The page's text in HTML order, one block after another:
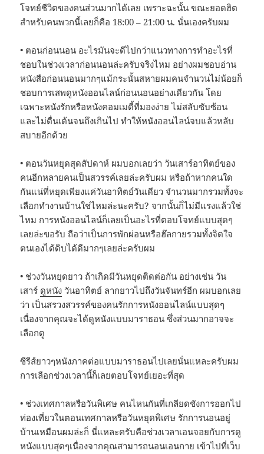
โจทย์ชีวิตของคนส่วนมากได้เลย เพราะฉะนั้น ขณะยอดฮิต
สำหรับคนพวกนี้เลยก็คือ 18:00 – 21:00 น. นั่นเองครับผม
• ตอนก่อนนอน อะไรมันจะดีไปกว่าแนวทางการทำอะไรที่
ชอบในช่วงเวลาก่อนนอนล่ะครับจริงไหม อย่างผมชอบอ่าน
หนังสือก่อนนอนมากๆแม้กระนั้นสหายผมคนจำนวนไม่น้อยก็
ชอบการเสพดูหนังออนไลน์ก่อนนอนอย่างเดียวกัน โดย
เฉพาะหนังรักหรือหนังคอมเมดี้ที่มองง่าย ไม่สลับซับซ้อน
และไม่ตื่นเต้นจนถึงเกินไป ทำให้หนังออนไลน์จบแล้วหลับ
สบายอีกด้วย
• ตอนวันหยุดสุดสัปดาห์ ผมบอกเลยว่า วันเสาร์อาทิตย์ของ
คนอีกหลายคนเป็นสวรรค์เลยล่ะครับผม หรือถ้าหากคนใด
กันแน่ที่หยุดเพียงแค่วันอาทิตย์วันเดียว จำนวนมากรวมทั้งจะ
เลือกทำงานบ้านใช่ไหมล่ะนะครับ? จากนั้นก็ไม่มีแรงแล้วใช่
ไหม การหนังออนไลน์ก็เลยเป็นอะไรที่ตอบโจทย์แบบสุดๆ
เลยล่ะขอรับ ถือว่าเป็นการพักผ่อนหรือฮ๊ลกายรวมทั้งจิตใจ
ตนเองได้ดิบได้ดีมากๆเลยล่ะครับผม
• ช่วงวันหยุดยาว ถ้าเกิดมีวันหยุดติดต่อกัน อย่างเช่น วัน
เสาร์ ดูหนัง วันอาทิตย์ ลากยาวไปถึงวันจันทร์อีก ผมบอกเลย
ว่า เป็นสรวงสวรรค์ของคนรักการหนังออนไลน์แบบสุดๆ
เนื่องจากคุณจะได้ดูหนังแบบมาราธอน ซึ่งส่วนมากอาจจะ
เลือกดู
ซีรีส์ยาวๆหนังภาคต่อแบบมาราธอนไปเลยนั่นแหละครับผม
การเลือกช่วงเวลานี้ก็เลยตอบโจทย์เยอะที่สุด
• ช่วงเทศกาลหรือวันพิเศษ คนไหนกันที่เกลียดชังการออกไป
ท่องเที่ยวในตอนเทศกาลหรือวันหยุดพิเศษ รักการนอนอยู่
บ้านเหมือนผมล่ะก็ นี่แหละครับคือช่วงเวลาเอนจอยกับการดู
หนังแบบสุดๆเนื่องจากคุณสามารถนอนเอนกาย เข้าไปที่เว็บ